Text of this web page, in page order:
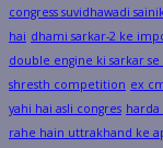
congress suvidhawadi
hai dhami sarkar-2 ke
double engine ki sarkar
shresth competition ex
yahi hai asli congres harda
rahe hain uttrakhand ke